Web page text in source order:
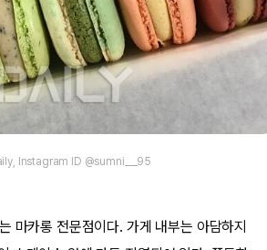
Instagram ID @sumni___95
마카롱 전문점이다. 가게 내부는 아담하지